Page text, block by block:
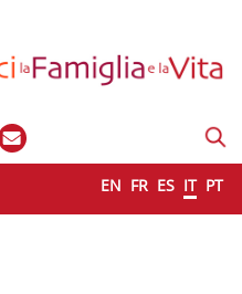
EN FR ES IT PT